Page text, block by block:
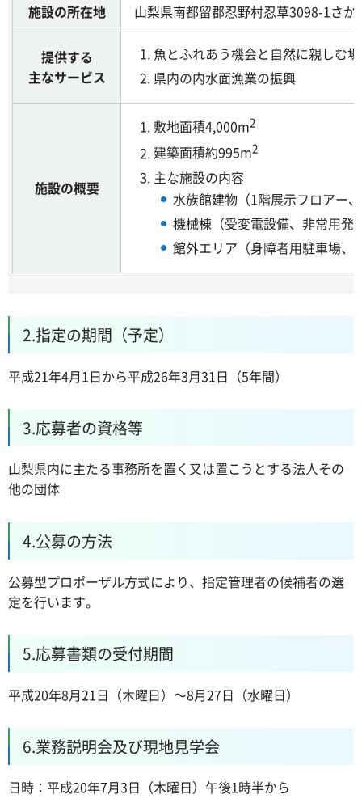
施設の所在地 山梨県南都留郡忍野村忍草3098-1さか
提供する
主なサービス
魚とふれあう機会と自然に親しむ
県内の内水面漁業の振興
施設の概要
敷地面積4,000m2
建築面積約995m2
主な施設の内容
水族館建物（1階展示フロアー
機械棟（受変電設備、非常用発
館外エリア（身障者用駐車場、
2.指定の期間（予定）
平成21年4月1日から平成26年3月31日（5年間）
3.応募者の資格等
山梨県内に主たる事務所を置く又は置こうとする法人その
他の団体
4.公募の方法
公募型プロポーザル方式により、指定管理者の候補者の選
定を行います。
5.応募書類の受付期間
平成20年8月21日（木曜日）～8月27日（水曜日）
6.業務説明会及び現地見学会
日時：平成20年7月3日（木曜日）午後1時半から